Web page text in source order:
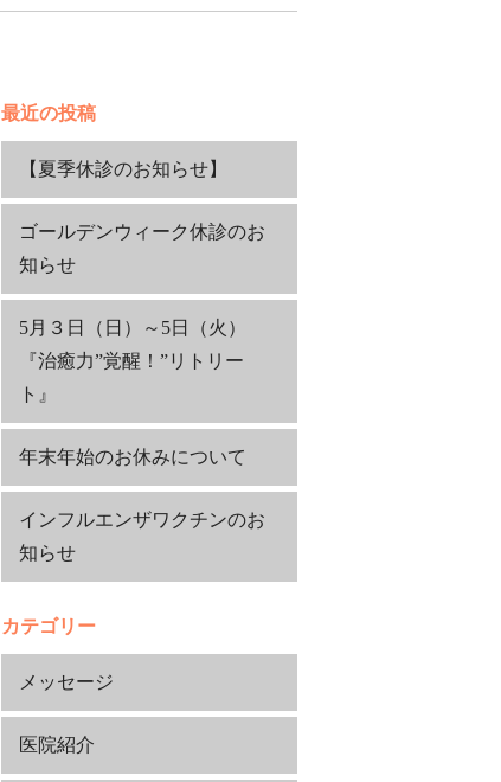
最近の投稿
【夏季休診のお知らせ】
ゴールデンウィーク休診のお
知らせ
5月３日（日）～5日（火）
『治癒力”覚醒！”リトリー
ト』
年末年始のお休みについて
インフルエンザワクチンのお
知らせ
カテゴリー
メッセージ
医院紹介